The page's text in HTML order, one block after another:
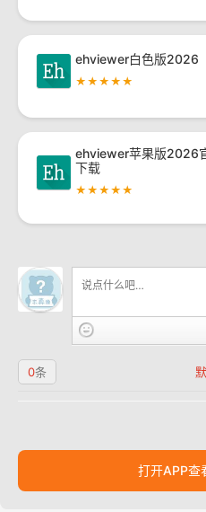
ehviewer白色版2026
★★★★★
ehviewer苹果版2026
下载
★★★★★
0条
打开APP查